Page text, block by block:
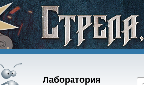
Лаборатория